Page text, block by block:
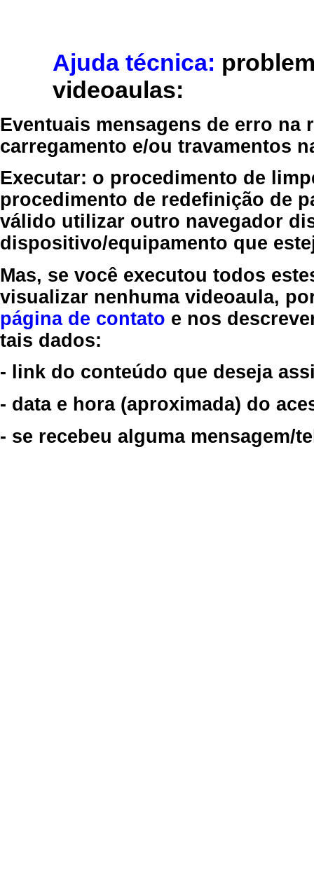
Ajuda técnica:
videoaulas:
Eventuais mensagens de erro
carregamento e/ou travamentos
Executar: o procedimento de
procedimento de redefinição de
válido utilizar outro navegador
dispositivo/equipamento que
Mas, se você executou todos
visualizar nenhuma videoaula,
página de contato e nos
tais dados:
- link do conteúdo que deseja
- data e hora (aproximada) do
- se recebeu alguma mensagem/